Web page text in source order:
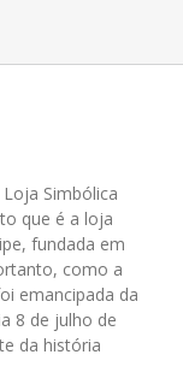
Simbólica
que é a loja
fundada em
como a
emancipada da
8 de julho de
da história